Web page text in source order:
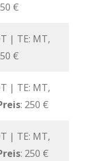
€
| TE: MT,
€
| TE: MT,
: 250 €
| TE: MT,
: 250 €